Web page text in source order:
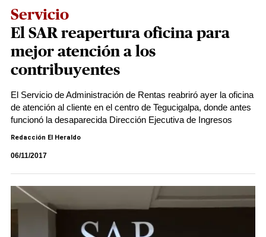
Servicio
El SAR reapertura oficina para
mejor atención a los
contribuyentes
El Servicio de Administración de Rentas reabriró ayer la oficina
de atención al cliente en el centro de Tegucigalpa, donde antes
funcionó la desaparecida Dirección Ejecutiva de Ingresos
Redacción El Heraldo
06/11/2017